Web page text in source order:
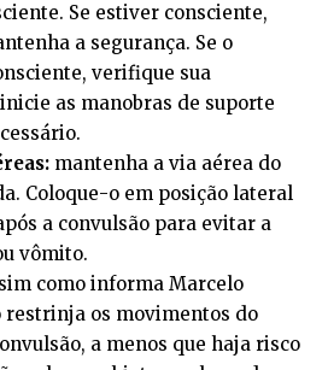
Se estiver consciente,
a segurança. Se o
verifique sua
as manobras de suporte
mantenha a via aérea do
Coloque-o em posição lateral
a convulsão para evitar a
vômito.
como informa Marcelo
restrinja os movimentos do
a menos que haja risco